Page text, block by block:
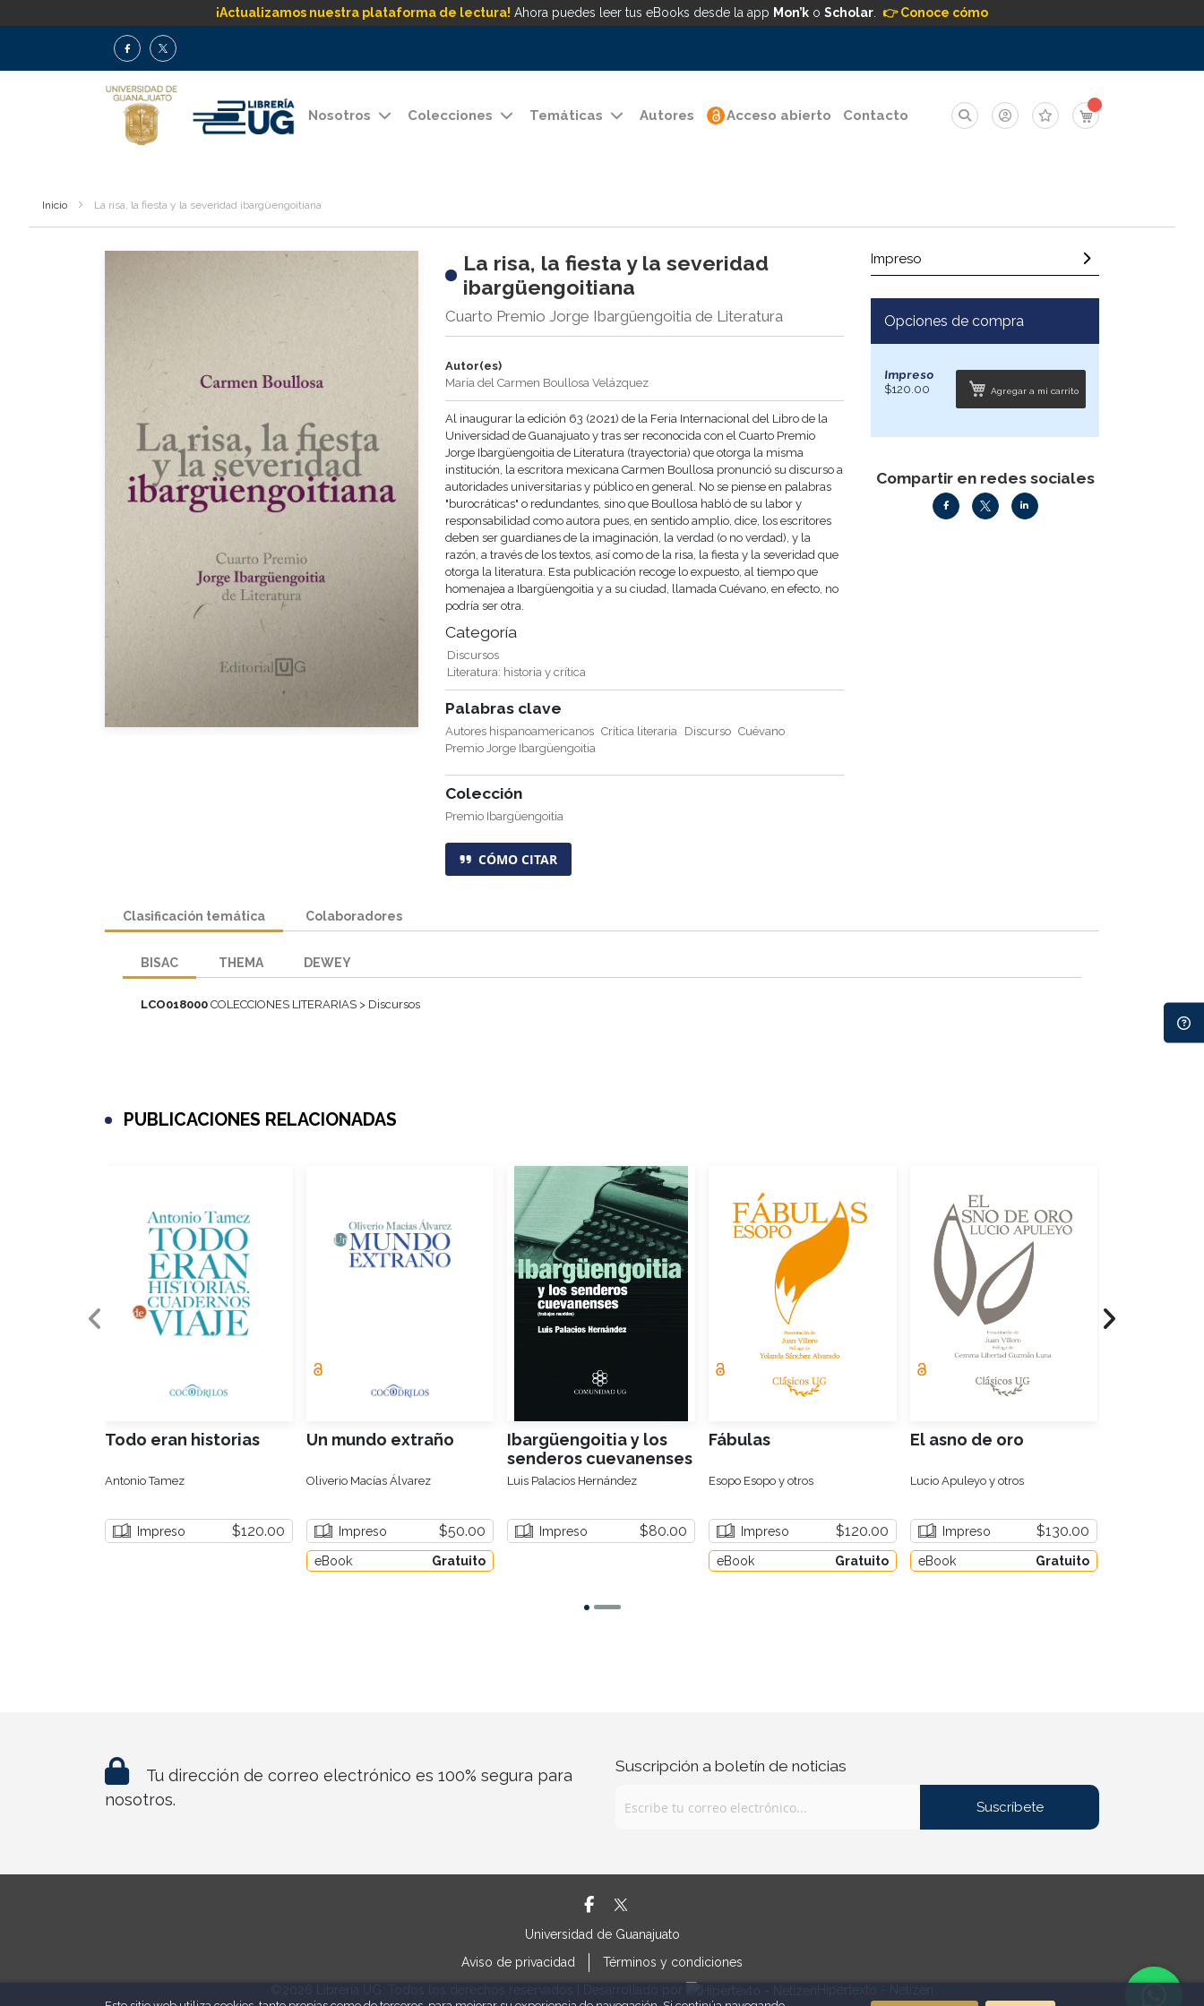
¡Actualizamos nuestra plataforma de lectura! Ahora puedes leer tus eBooks desde la app Mon’k oScholar 👉 Conoce cómo
Nosotros Colecciones Temáticas Autores Acceso abierto Contacto Mi carrito
Inicio La risa, la fiesta y la severidad ibargüengoitiana
La risa, la fiesta y la severidad
ibargüengoitiana
Cuarto Premio Jorge Ibargüengoitia de Literatura
Autor(es)
María del Carmen Boullosa Velázquez
Al inaugurar la edición 63 (2021) de la Feria Internacional del Libro de la
Universidad de Guanajuato y tras ser reconocida con el Cuarto Premio
Jorge Ibargüengoitia de Literatura (trayectoria) que otorga la misma
institución, la escritora mexicana Carmen Boullosa pronunció su discurso a
autoridades universitarias y público en general. No se piense en palabras
"burocráticas" o redundantes, sino que Boullosa habló de su labor y
responsabilidad como autora pues, en sentido amplio, dice, los escritores
deben ser guardianes de la imaginación, la verdad (o no verdad), y la
razón, a través de los textos, así como de la risa, la fiesta y la severidad que
otorga la literatura. Esta publicación recoge lo expuesto, al tiempo que
homenajea a Ibargüengoitia y a su ciudad, llamada Cuévano, en efecto, no
podría ser otra.
Categoría
Discursos
Literatura: historia y crítica
Palabras clave
Autores hispanoamericanos Crítica literaria Discurso Cuévano
Premio Jorge Ibargüengoitia
Colección
Premio Ibargüengoitia
CÓMO CITAR
Impreso
Opciones de compra
Impreso
$120.00
Agregar a mi carrito
Compartir en redes sociales
Clasificación temática
BISAC
LCO018000 COLECCIONES LITERARIAS > Discursos
THEMA DEWEY
Colaboradores
PUBLICACIONES RELACIONADAS
Todo eran historias
Antonio Tamez
Impreso $120.00
Un mundo extraño
Oliverio Macías Álvarez
Impreso $50.00
eBook Gratuito
Ibargüengoitia y los
senderos cuevanenses
Luis Palacios Hernández
Impreso $80.00
Fábulas
Esopo Esopo y otros
Impreso $120.00
eBook Gratuito
El asno de oro
Lucio Apuleyo y otros
Impreso $130.00
eBook Gratuito
Tu dirección de correo electrónico es 100% segura para
nosotros.
Suscripción a boletín de noticias
Suscríbete
Universidad de Guanajuato
Aviso de privacidad
Términos y condiciones